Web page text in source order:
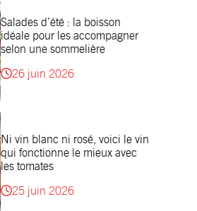
Salades d’été : la boisson
idéale pour les accompagner
selon une sommelière
26 juin 2026
Ni vin blanc ni rosé, voici le vin
qui fonctionne le mieux avec
les tomates
25 juin 2026